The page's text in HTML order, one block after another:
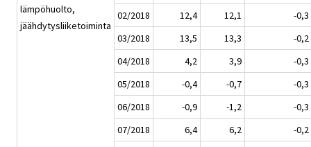
lämpöhuolto,
jäähdytysliiketoiminta
02/2018
12,4 12,1
-0,3
03/2018
13,5 13,3
-0,2
04/2018
4,2 3,9
-0,3
05/2018
-0,4 -0,7
-0,3
06/2018
-0,9 -1,2
-0,3
07/2018
6,4 6,2
-0,2